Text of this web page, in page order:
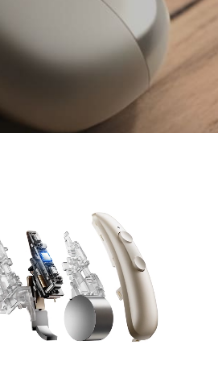
취 경
감소 기술을 경험하
더 알아